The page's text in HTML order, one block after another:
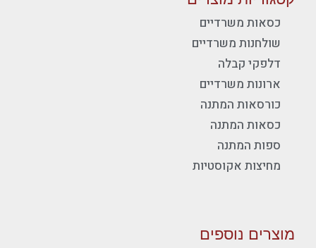
כסאות משרדיים
שולחנות משרדיים
דלפקי קבלה
ארונות משרדיים
כורסאות המתנה
כסאות המתנה
ספות המתנה
מחיצות אקוסטיות
מוצרים נוספים